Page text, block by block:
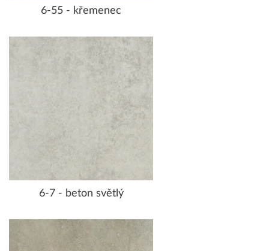
6-55 - křemenec
6-7 - beton světlý